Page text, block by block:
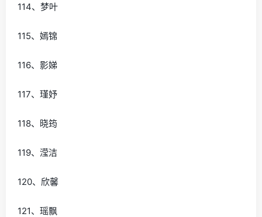
114、梦叶
115、嫣锦
116、影娣
117、瑾妤
118、晓筠
119、滢洁
120、欣馨
121、瑶飘